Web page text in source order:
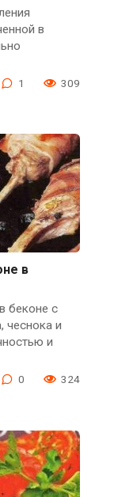
в
1 309
в
беконе с
чеснока и
и
0 324